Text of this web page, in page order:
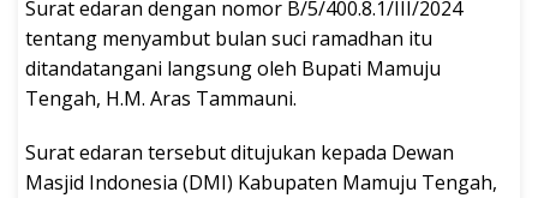
Surat edaran dengan nomor B/5/400.8.1/III/2024
tentang menyambut bulan suci ramadhan itu
ditandatangani langsung oleh Bupati Mamuju
Tengah, H.M. Aras Tammauni.
Surat edaran tersebut ditujukan kepada Dewan
Masjid Indonesia (DMI) Kabupaten Mamuju Tengah,